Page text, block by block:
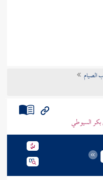
الصيام
السيوطي